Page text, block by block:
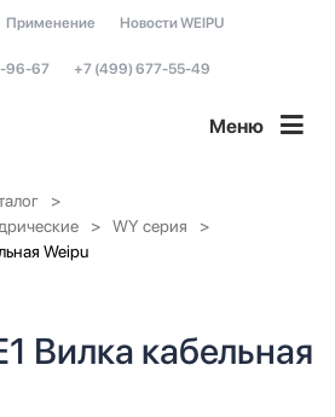
Применение Новости WEIPU
96-67 +7 (499) 677-55-49
Меню
WY серия
Weipu
Вилка кабельная